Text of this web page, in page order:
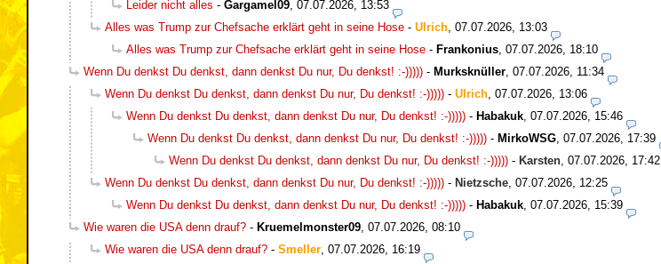
Leider nicht alles - Gargamel09, 07.07.2026, 13:53
Alles was Trump zur Chefsache erklärt geht in seine Hose - Ulrich, 07.07.2026, 13:03
Alles was Trump zur Chefsache erklärt geht in seine Hose - Frankonius, 07.07.2026, 18:10
Wenn Du denkst Du denkst, dann denkst Du nur, Du denkst! :-))))) - Murksknüller, 07.07.2026, 11:34
Wenn Du denkst Du denkst, dann denkst Du nur, Du denkst! :-))))) - Ulrich, 07.07.2026, 13:06
Wenn Du denkst Du denkst, dann denkst Du nur, Du denkst! :-))))) - Habakuk, 07.07.2026, 15:46
Wenn Du denkst Du denkst, dann denkst Du nur, Du denkst! :-))))) - MirkoWSG, 07.07.2026, 17:39
Wenn Du denkst Du denkst, dann denkst Du nur, Du denkst! :-))))) - Karsten, 07.07.2026, 17:42
Wenn Du denkst Du denkst, dann denkst Du nur, Du denkst! :-))))) - Nietzsche, 07.07.2026, 12:25
Wenn Du denkst Du denkst, dann denkst Du nur, Du denkst! :-))))) - Habakuk, 07.07.2026, 15:39
Wie waren die USA denn drauf? - Kruemelmonster09, 07.07.2026, 08:10
Wie waren die USA denn drauf? - Smeller, 07.07.2026, 16:19